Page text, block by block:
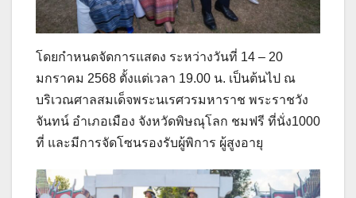
โดยกำหนดจัดการแสดง ระหว่างวันที่ 14 – 20
มกราคม 2568 ตั้งแต่เวลา 19.00 น. เป็นต้นไป ณ
บริเวณศาลสมเด็จพระนเรศวรมหาราช พระราชวัง
จันทน์ อำเภอเมือง จังหวัดพิษณุโลก ชมฟรี ที่นั่ง1000
ที่ และมีการจัดโซนรองรับผู้พิการ ผู้สูงอายุ